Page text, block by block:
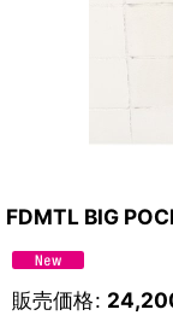
FDMTL BIG
販売価格: